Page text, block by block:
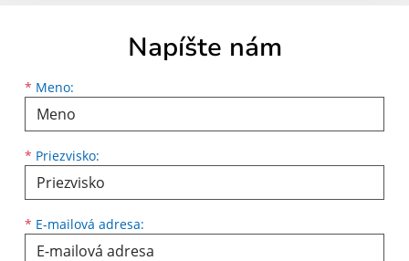
Napíšte nám
* Meno:
Meno
* Priezvisko:
Priezvisko
* E-mailová adresa:
E-mailová adresa